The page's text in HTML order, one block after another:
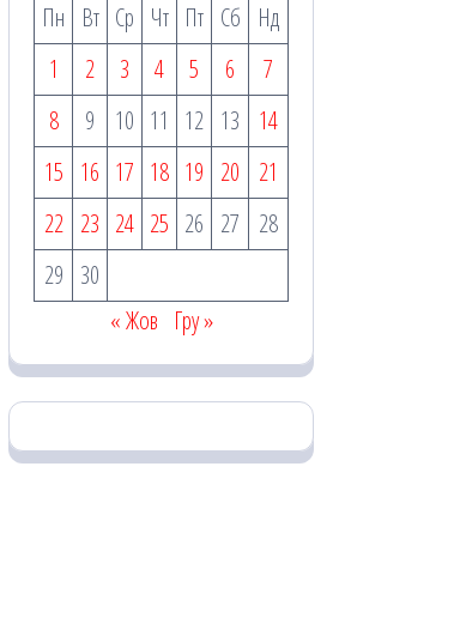
Пн
Вт Ср Чт Пт Сб
Нд
1
2 3 4 5 6
7
8
9 10 11 12 13
14
15 16 17 18 19 20
21
22 23 24 25 26 27
28
29 30
« Жов Гру »